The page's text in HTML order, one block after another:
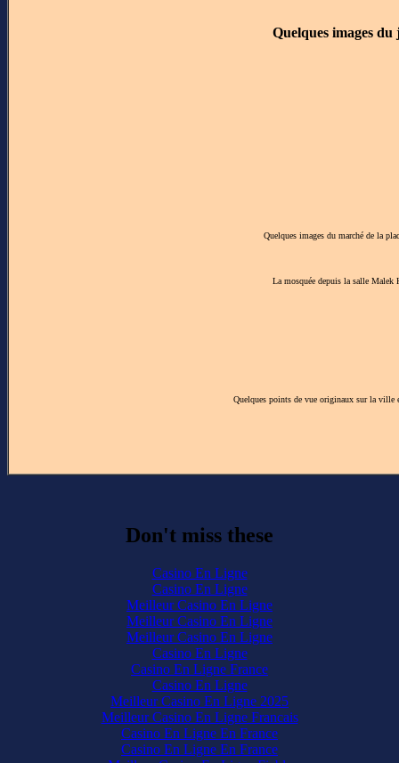
Quelques images du
Quelques images du marché de la
La mosquée depuis la salle Malek
Quelques points de vue originaux sur la ville
Don't miss these
Casino En Ligne
Casino En Ligne
Meilleur Casino En Ligne
Meilleur Casino En Ligne
Meilleur Casino En Ligne
Casino En Ligne
Casino En Ligne France
Casino En Ligne
Meilleur Casino En Ligne 2025
Meilleur Casino En Ligne Francais
Casino En Ligne En France
Casino En Ligne En France